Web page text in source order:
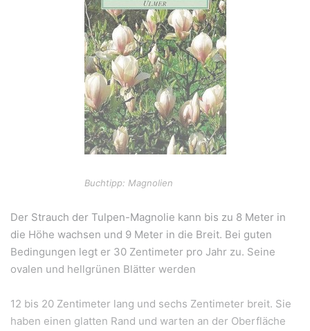
Buchtipp: Magnolien
Der Strauch der Tulpen-Magnolie kann bis zu 8 Meter in
die Höhe wachsen und 9 Meter in die Breit. Bei guten
Bedingungen legt er 30 Zentimeter pro Jahr zu. Seine
ovalen und hellgrünen Blätter werden
12 bis 20 Zentimeter lang und sechs Zentimeter breit. Sie
haben einen glatten Rand und warten an der Oberfläche